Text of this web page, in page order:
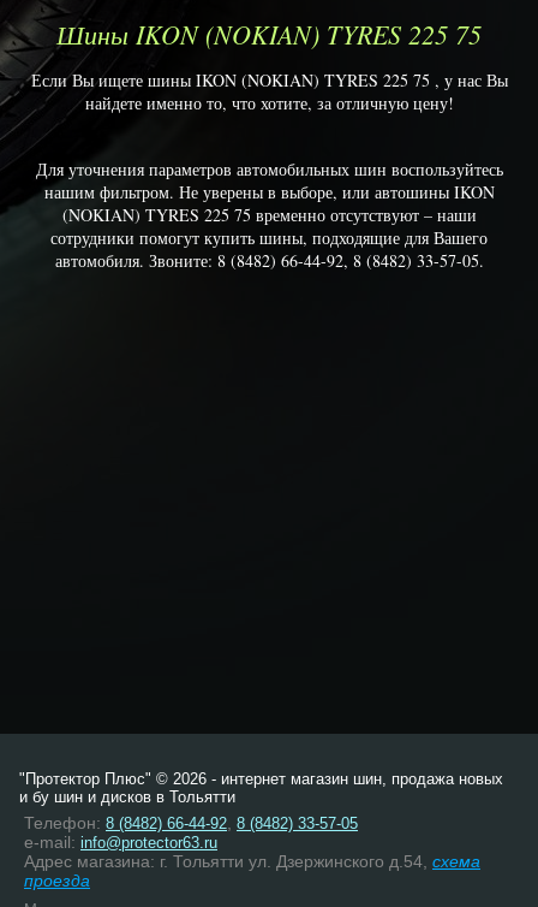
Шины IKON (NOKIAN) TYRES 225 75
Если Вы ищете шины IKON (NOKIAN) TYRES 225 75 , у нас Вы
найдете именно то, что хотите, за отличную цену!
Для уточнения параметров автомобильных шин воспользуйтесь
нашим фильтром. Не уверены в выборе, или автошины IKON
(NOKIAN) TYRES 225 75 временно отсутствуют – наши
сотрудники помогут купить шины, подходящие для Вашего
автомобиля. Звоните: 8 (8482) 66-44-92, 8 (8482) 33-57-05.
"Протектор Плюс" © 2026 - интернет магазин шин, продажа новых
и бу шин и дисков в Тольятти
Телефон: 8 (8482) 66-44-92 8 (8482) 33-57-05
e-mail: info@protector63.ru
Адрес магазина: г. Тольятти ул. Дзержинского д.54, схема
проезда